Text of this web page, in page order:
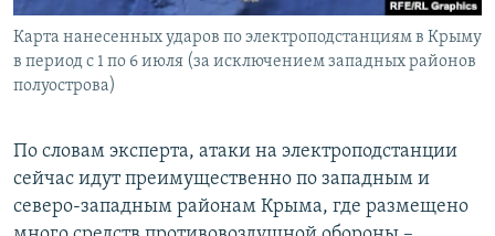
Карта нанесенных ударов по электроподстанциям в Крыму
в период с 1 по 6 июля (за исключением западных районов
полуострова)
По словам эксперта, атаки на электроподстанции
сейчас идут преимущественно по западным и
северо-западным районам Крыма, где размещено